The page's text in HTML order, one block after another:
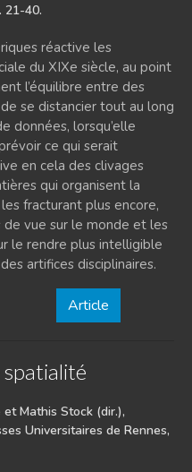
21-40.
réactive les
du XIXe siècle, au point
l’équilibre entre des
se distancier tout au long
données, lorsqu’elle
ce qui serait
en cela des clivages
qui organisent la
fracturant plus encore,
vue sur le monde et les
le rendre plus intelligible
artifices disciplinaires.
Article
Mathis Stock (dir.),
Universitaires de Rennes,